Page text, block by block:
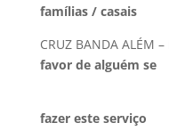
famílias / casais
CRUZ BANDA ALÉM
favor de alguém se
fazer este serviço